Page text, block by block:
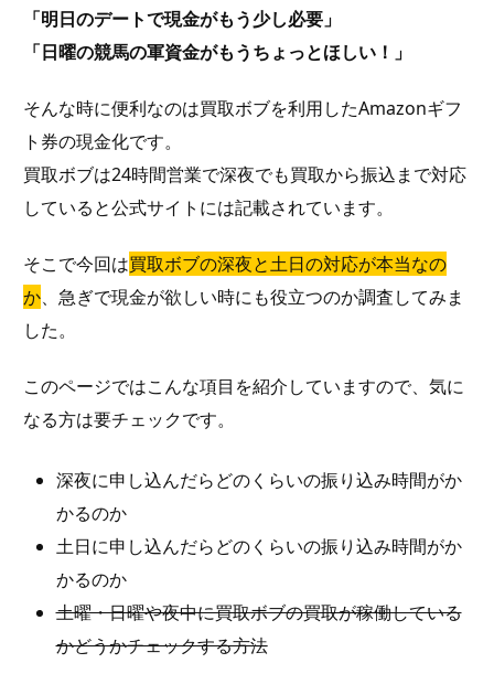
「明日のデートで現金がもう少し必要」
「日曜の競馬の軍資金がもうちょっとほしい！」
そんな時に便利なのは買取ボブを利用したAmazonギフ
ト券の現金化です。
買取ボブは24時間営業で深夜でも買取から振込まで対応
していると公式サイトには記載されています。
そこで今回は買取ボブの深夜と土日の対応が本当なの
か、急ぎで現金が欲しい時にも役立つのか調査してみま
した。
このページではこんな項目を紹介していますので、気に
なる方は要チェックです。
深夜に申し込んだらどのくらいの振り込み時間がか
かるのか
土日に申し込んだらどのくらいの振り込み時間がか
かるのか
土曜・日曜や夜中に買取ボブの買取が稼働している
かどうかチェックする方法